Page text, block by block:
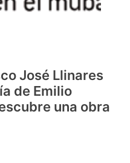
José Llinares
de Emilio
una obra